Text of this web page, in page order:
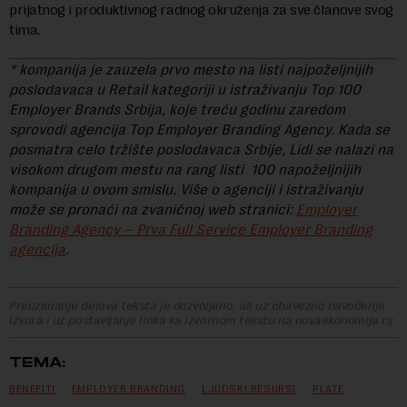
prijatnog i produktivnog radnog okruženja za sve članove svog
tima.
* kompanija je zauzela prvo mesto na listi najpoželjnijih
poslodavaca u Retail kategoriji u istraživanju Top 100
Employer Brands Srbija, koje treću godinu zaredom
sprovodi agencija Top Employer Branding Agency. Kada se
posmatra celo tržište poslodavaca Srbije, Lidl se nalazi na
visokom drugom mestu na rang listi 100 napoželjnijih
kompanija u ovom smislu. Više o agenciji i istraživanju
može se pronaći na zvaničnoj web stranici: Employer
Branding Agency – Prva Full Service Employer Branding
agencija.
Preuzimanje delova teksta je dozvoljeno, ali uz obavezno navođenje
izvora i uz postavljanje linka ka izvornom tekstu na novaekonomija.rs
TEMA:
BENEFITI EMPLOYER BRANDING LJUDSKI RESURSI PLATE